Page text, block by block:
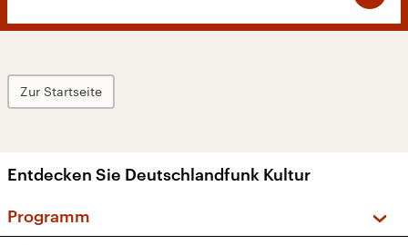
Zur Startseite
Entdecken Sie Deutschlandfunk Kultur
Programm